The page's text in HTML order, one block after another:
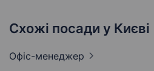
Схожі посади у Києві
Офіс-менеджер